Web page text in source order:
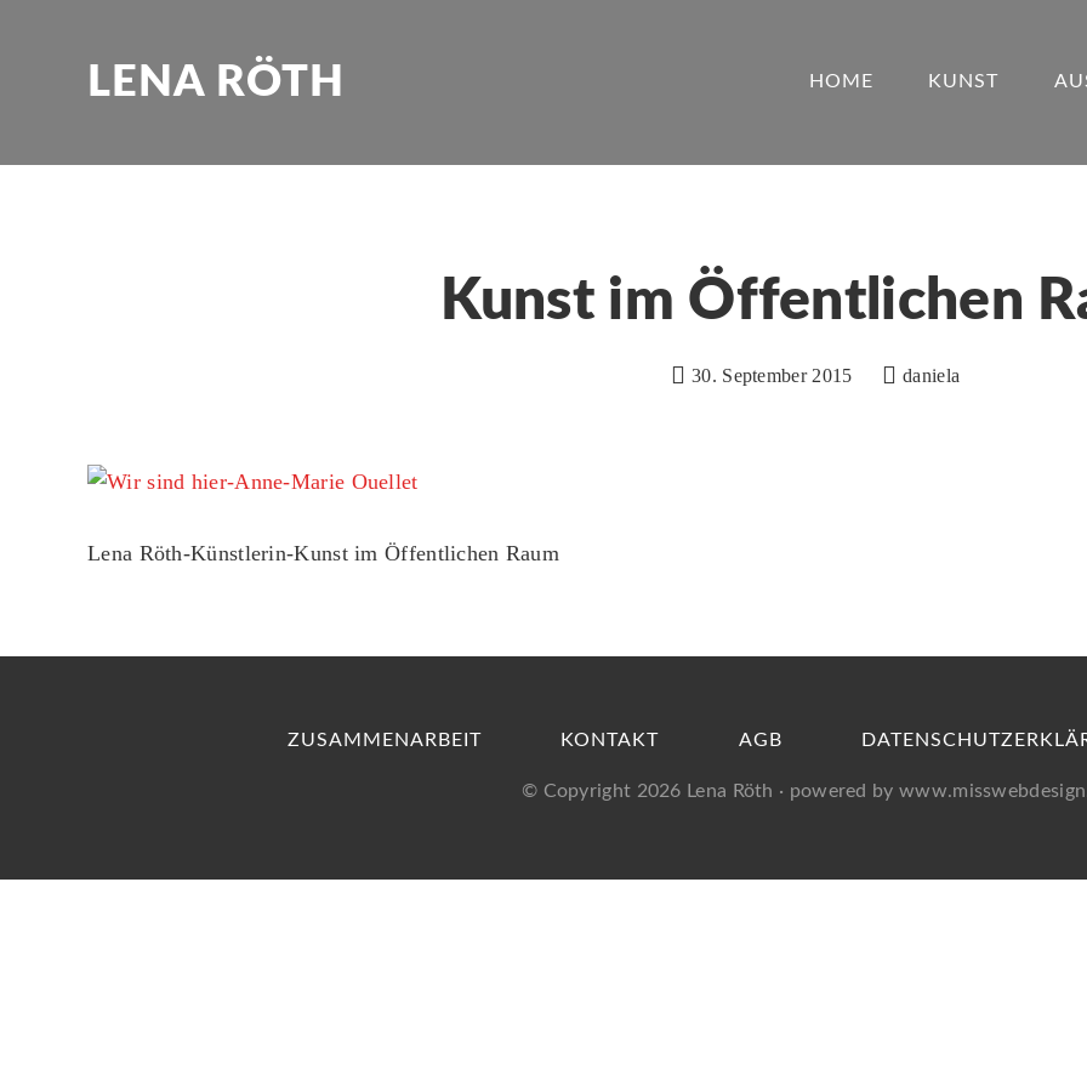
LENA RÖTH HOME KUNST
Kunst im Öffentlichen
30. September 2015 daniela
Lena Röth-Künstlerin-Kunst im Öffentlichen Raum
ZUSAMMENARBEIT KONTAKT AGB
© Copyright 2026 Lena Röth · powered by